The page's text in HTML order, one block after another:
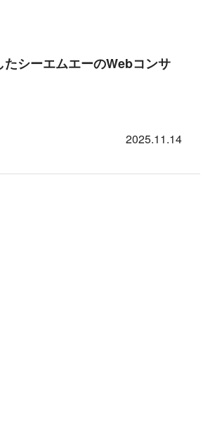
シーエムエーのWebコンサ
2025.11.14